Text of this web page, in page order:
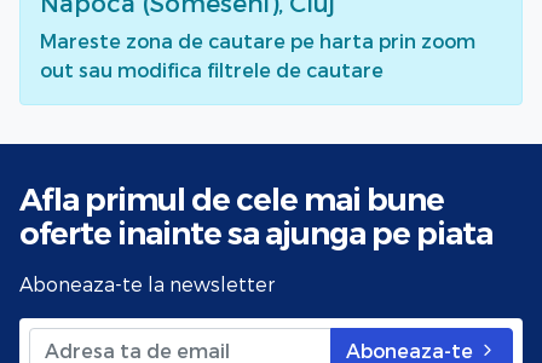
Mareste zona de cautare pe harta prin zoom
out sau modifica filtrele de cautare
Afla primul de cele mai bune
oferte inainte sa ajunga pe piata
Aboneaza-te la newsletter
Aboneaza-te